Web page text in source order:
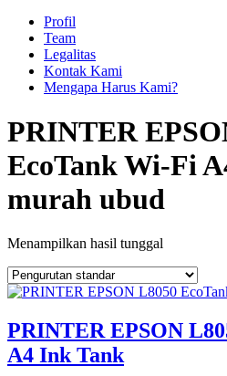
Profil
Team
Legalitas
Kontak Kami
Mengapa Harus Kami?
PRINTER
EcoTank Wi-Fi
murah ubud
Menampilkan hasil tunggal
PRINTER EPSON
A4 Ink Tank